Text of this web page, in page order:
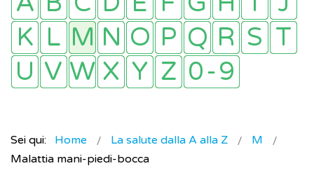
Sei qui: Home La salute dalla A alla Z
M
Malattia mani-piedi-bocca